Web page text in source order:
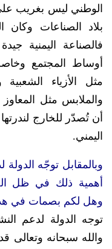
الوطني ليس بغريب
بلاد الصناعات وكان
فالصناعة اليمنية
أوساط المجتمع
مثل الأزياء
والملابس مثل
أن تُصدّر للخارج
اليمني.
وبالمقابل توجّه
أهمية ذلك في ظل
وهل لكم بصمات في
توجه الدولة لدعم
والله سبحانه وتعالى